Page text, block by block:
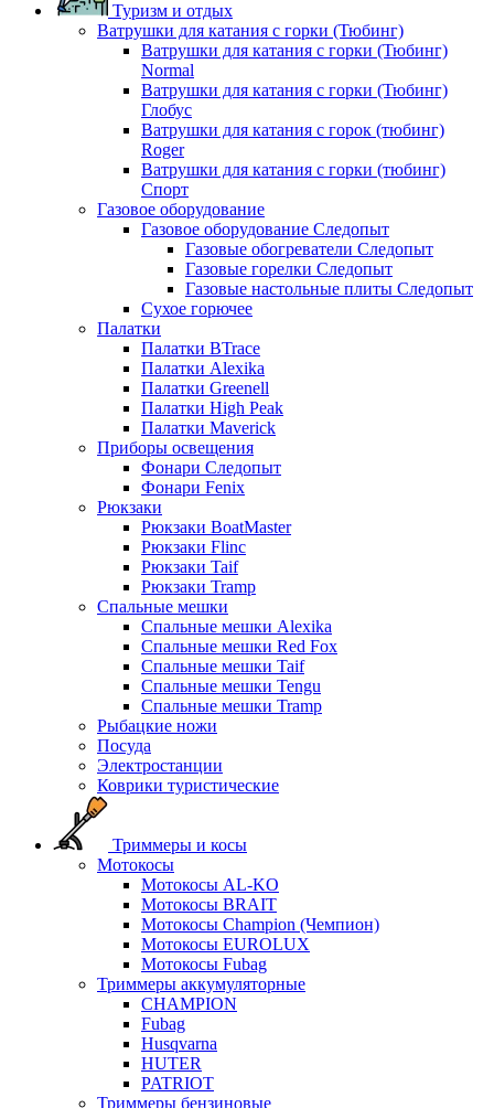
Туризм и отдых
Ватрушки для катания с горки (Тюбинг)
Ватрушки для катания с горки (Тюбинг)
Normal
Ватрушки для катания с горки (Тюбинг)
Глобус
Ватрушки для катания с горок (тюбинг)
Roger
Ватрушки для катания с горки (тюбинг)
Спорт
Газовое оборудование
Газовое оборудование Следопыт
Газовые обогреватели Следопыт
Газовые горелки Следопыт
Газовые настольные плиты Следопыт
Сухое горючее
Палатки
Палатки BTrace
Палатки Alexika
Палатки Greenell
Палатки High Peak
Палатки Maverick
Приборы освещения
Фонари Следопыт
Фонари Fenix
Рюкзаки
Рюкзаки BoatMaster
Рюкзаки Flinc
Рюкзаки Taif
Рюкзаки Tramp
Спальные мешки
Спальные мешки Alexika
Спальные мешки Red Fox
Спальные мешки Taif
Спальные мешки Tengu
Спальные мешки Tramp
Рыбацкие ножи
Посуда
Электростанции
Коврики туристические
Триммеры и косы
Мотокосы
Мотокосы AL-KO
Мотокосы BRAIT
Мотокосы Champion (Чемпион)
Мотокосы EUROLUX
Мотокосы Fubag
Триммеры аккумуляторные
CHAMPION
Fubag
Husqvarna
HUTER
PATRIOT
Триммеры бензиновые